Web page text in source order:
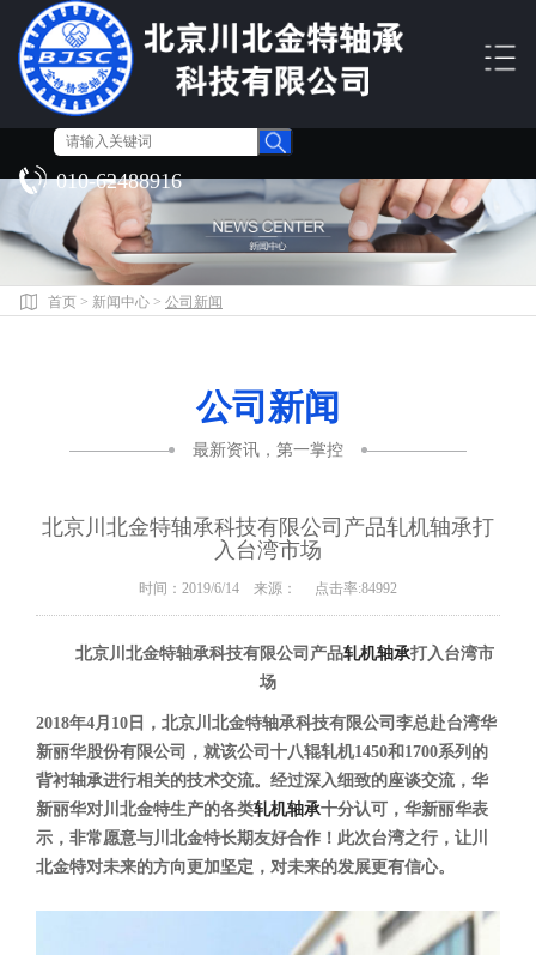
010-62488916
首页 > 新闻中心 > 公司新闻
公司新闻
最新资讯，第一掌控
北京川北金特轴承科技有限公司产品轧机轴承打
入台湾市场
时间：2019/6/14 来源： 点击率:84992
北京川北金特轴承科技有限公司产品轧机轴承打入台湾市
场
2018年4月10日，北京川北金特轴承科技有限公司李总赴台湾华
新丽华股份有限公司，就该公司十八辊轧机1450和1700系列的
背衬轴承进行相关的技术交流。经过深入细致的座谈交流，华
新丽华对川北金特生产的各类轧机轴承十分认可，华新丽华表
示，非常愿意与川北金特长期友好合作！此次台湾之行，让川
北金特对未来的方向更加坚定，对未来的发展更有信心。